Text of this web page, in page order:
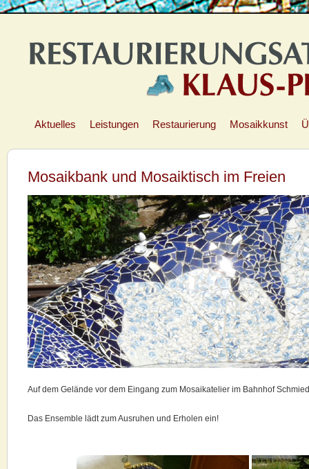
Aktuelles Leistungen Restaurierung Mosaikkunst
Mosaikbank und Mosaiktisch im Freien
Auf dem Gelände vor dem Eingang zum Mosaikatelier im Bahnhof
Das Ensemble lädt zum Ausruhen und Erholen ein!